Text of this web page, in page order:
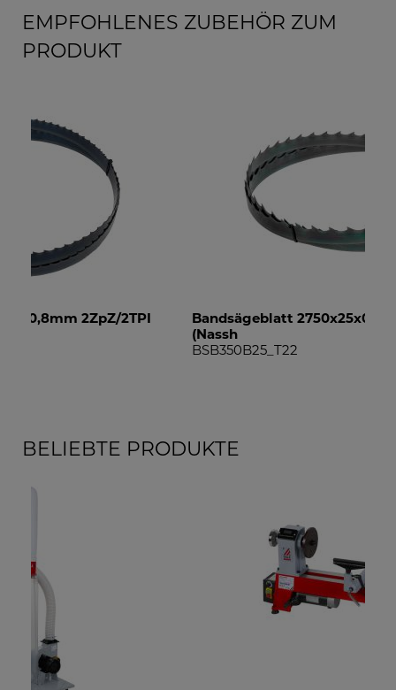
EMPFOHLENES ZUBEHÖR ZUM
PRODUKT
Bandsägeblatt 2750x25x0,9mm T22mm
BELIEBTE PRODUKTE